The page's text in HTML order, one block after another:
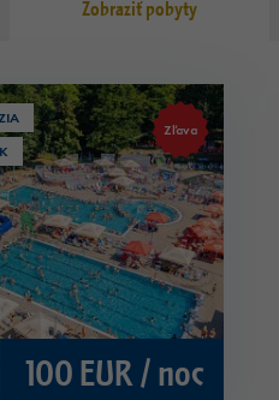
Zobraziť pobyty
Zľava
100 EUR / noc